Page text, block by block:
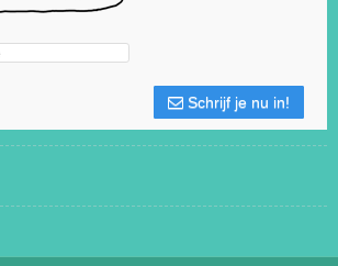
Schrijf je nu in!